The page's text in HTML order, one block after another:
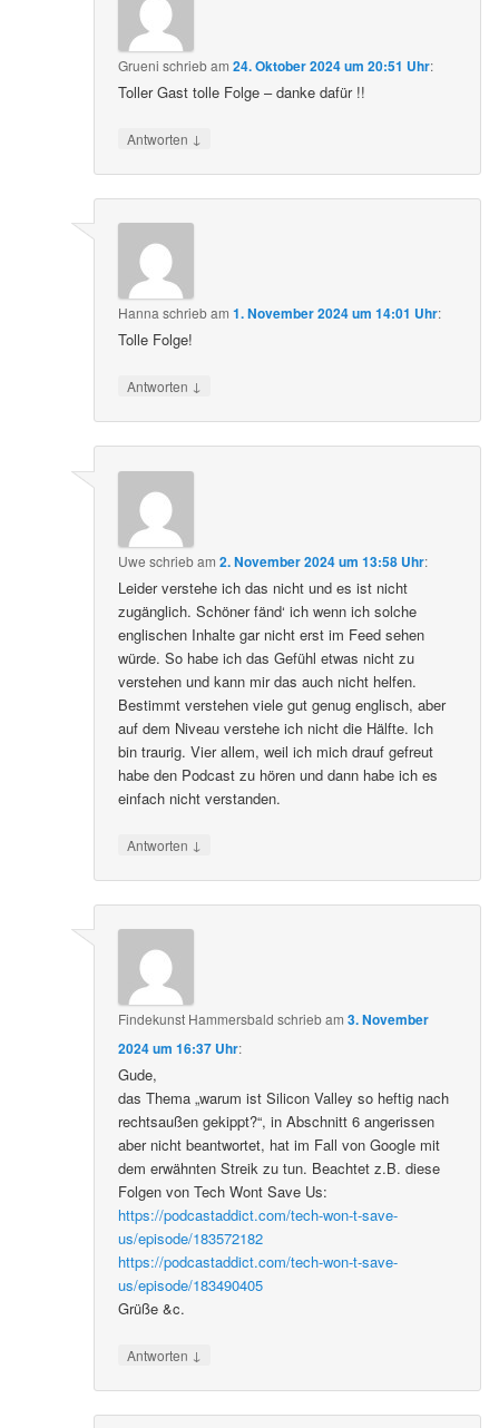
Grueni schriebam24. Oktober 2024 um 20:51 Uhr:
Toller Gast tolle Folge – danke dafür !!
Antworten ↓
Hanna schriebam1. November 2024 um 14:01 Uhr:
Tolle Folge!
Antworten ↓
Uwe schriebam2. November 2024 um 13:58 Uhr:
Leider verstehe ich das nicht und es ist nicht
zugänglich. Schöner fänd‘ ich wenn ich solche
englischen Inhalte gar nicht erst im Feed sehen
würde. So habe ich das Gefühl etwas nicht zu
verstehen und kann mir das auch nicht helfen.
Bestimmt verstehen viele gut genug englisch, aber
auf dem Niveau verstehe ich nicht die Hälfte. Ich
bin traurig. Vier allem, weil ich mich drauf gefreut
habe den Podcast zu hören und dann habe ich es
einfach nicht verstanden.
Antworten ↓
Findekunst Hammersbald schriebam3. November
2024 um 16:37 Uhr:
Gude,
das Thema „warum ist Silicon Valley so heftig nach
rechtsaußen gekippt?“, in Abschnitt 6 angerissen
aber nicht beantwortet, hat im Fall von Google mit
dem erwähnten Streik zu tun. Beachtet z.B. diese
Folgen von Tech Wont Save Us:
https://podcastaddict.com/tech-won-t-save-
us/episode/183572182
https://podcastaddict.com/tech-won-t-save-
us/episode/183490405
Grüße &c.
Antworten ↓